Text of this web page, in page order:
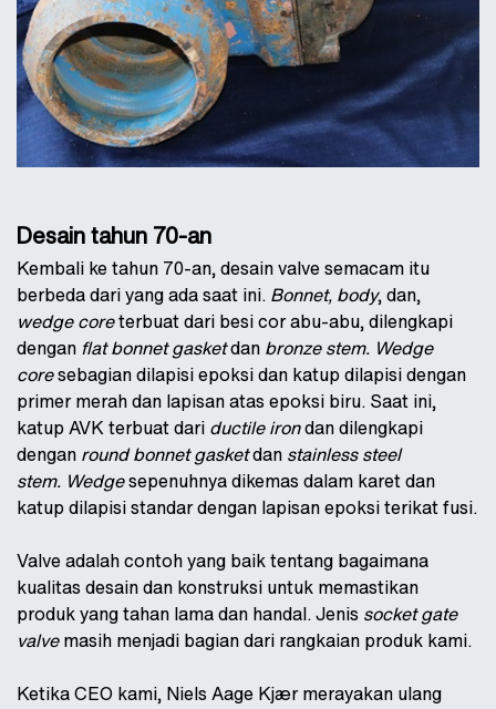
Desain tahun 70-an
Kembali ke tahun 70-an, desain valve semacam itu
berbeda dari yang ada saat ini. Bonnet, body, dan,
wedge coreterbuat dari besi cor abu-abu, dilengkapi
dengan flat bonnet gasketdan bronze stem. Wedge
coresebagian dilapisi epoksi dan katup dilapisi dengan
primer merah dan lapisan atas epoksi biru. Saat ini,
katup AVK terbuat dari ductile irondan dilengkapi
dengan round bonnet gasketdan stainless steel
stem. Wedgesepenuhnya dikemas dalam karet dan
katup dilapisi standar dengan lapisan epoksi terikat fusi.
Valve adalah contoh yang baik tentang bagaimana
kualitas desain dan konstruksi untuk memastikan
produk yang tahan lama dan handal. Jenis socket gate
valvemasih menjadi bagian dari rangkaian produk kami.
Ketika CEO kami, Niels Aage Kjær merayakan ulang